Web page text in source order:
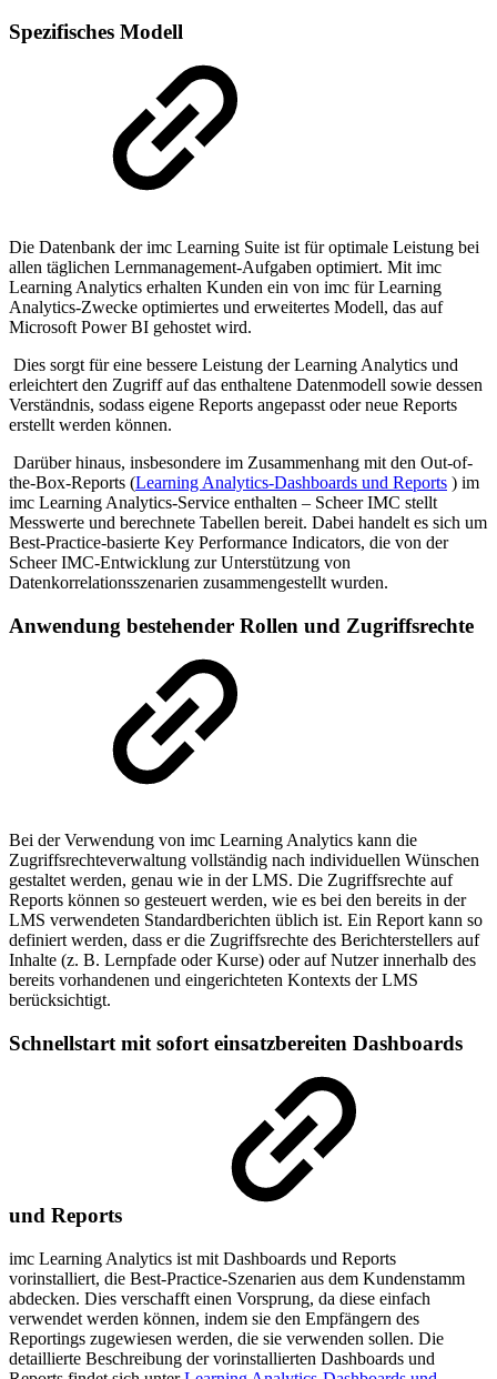
Spezifisches Modell
Die Datenbank der imc Learning Suite ist für optimale Leistung bei
allen täglichen Lernmanagement-Aufgaben optimiert. Mit imc
Learning Analytics erhalten Kunden ein von imc für Learning
Analytics-Zwecke optimiertes und erweitertes Modell, das auf
Microsoft Power BI gehostet wird.
Dies sorgt für eine bessere Leistung der Learning Analytics und
erleichtert den Zugriff auf das enthaltene Datenmodell sowie dessen
Verständnis, sodass eigene Reports angepasst oder neue Reports
erstellt werden können.
Darüber hinaus, insbesondere im Zusammenhang mit den Out-of-
the-Box-Reports (Learning Analytics-Dashboards und Reports ) im
imc Learning Analytics-Service enthalten – Scheer IMC stellt
Messwerte und berechnete Tabellen bereit. Dabei handelt es sich um
Best-Practice-basierte Key Performance Indicators, die von der
Scheer IMC-Entwicklung zur Unterstützung von
Datenkorrelationsszenarien zusammengestellt wurden.
Anwendung bestehender Rollen und Zugriffsrechte
Bei der Verwendung von imc Learning Analytics kann die
Zugriffsrechteverwaltung vollständig nach individuellen Wünschen
gestaltet werden, genau wie in der LMS. Die Zugriffsrechte auf
Reports können so gesteuert werden, wie es bei den bereits in der
LMS verwendeten Standardberichten üblich ist. Ein Report kann so
definiert werden, dass er die Zugriffsrechte des Berichterstellers auf
Inhalte (z. B. Lernpfade oder Kurse) oder auf Nutzer innerhalb des
bereits vorhandenen und eingerichteten Kontexts der LMS
berücksichtigt.
Schnellstart mit sofort einsatzbereiten Dashboards
und Reports
imc Learning Analytics ist mit Dashboards und Reports
vorinstalliert, die Best-Practice-Szenarien aus dem Kundenstamm
abdecken. Dies verschafft einen Vorsprung, da diese einfach
verwendet werden können, indem sie den Empfängern des
Reportings zugewiesen werden, die sie verwenden sollen. Die
detaillierte Beschreibung der vorinstallierten Dashboards und